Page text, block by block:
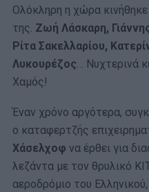
Ολόκληρη η χώρα
της. Ζωή Λάσκαρη,
Ρίτα Σακελλαρίου,
Λυκουρέζος… Νυχτερινά
Χαμός!
Έναν χρόνο αργότερα,
ο καταφερτζής
Χάσελχοφ να έρθει για
λεζάντα με τον θρυλικό
αεροδρόμιο του